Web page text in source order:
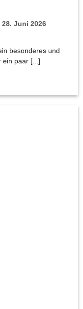
Juni 2026
besonderes und
ein paar [...]